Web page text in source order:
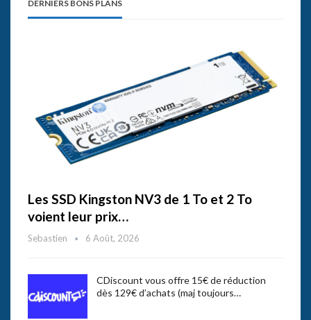
DERNIERS BONS PLANS
Les SSD Kingston NV3 de 1 To et 2 To
voient leur prix…
Sebastien 6 Août, 2026
CDiscount vous offre 15€ de réduction
dès 129€ d’achats (maj toujours…